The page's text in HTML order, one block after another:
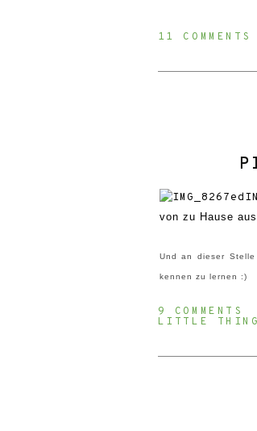
11 COMMENTS
von zu Hause
Und an dieser
kennen zu lernen :)
9 COMMENTS
LITTLE